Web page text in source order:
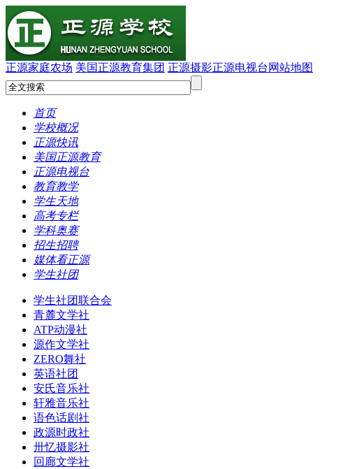
正源家庭农场 美国正源教育集团 正源摄影正源电视台 网站地图
首页
学校概况
正源快讯
美国正源教育
正源电视台
教育教学
学生天地
高考专栏
学科奥赛
招生招聘
媒体看正源
学生社团
学生社团联合会
青麓文学社
ATP动漫社
源作文学社
ZERO舞社
英语社团
安氏音乐社
轩雅音乐社
语色话剧社
政源时政社
卅忆摄影社
回廊文学社